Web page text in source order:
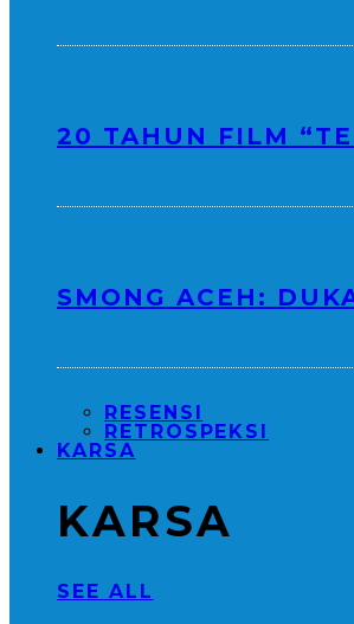
20 TAHUN FILM
SMONG ACEH:
RESENSI
RETROSPEKSI
KARSA
KARSA
SEE ALL